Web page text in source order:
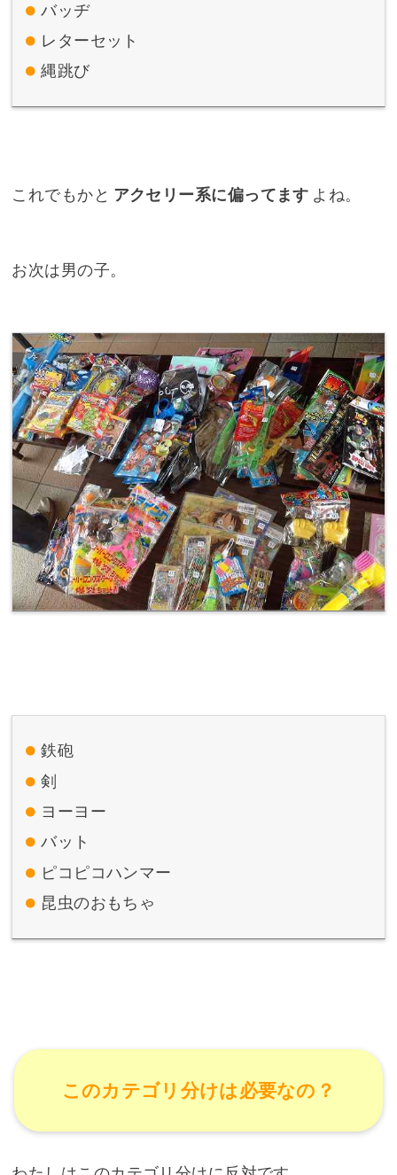
バッヂ
レターセット
縄跳び
これでもかと アクセリー系に偏ってます よね。
お次は男の子。
鉄砲
剣
ヨーヨー
バット
ピコピコハンマー
昆虫のおもちゃ
このカテゴリ分けは必要なの？